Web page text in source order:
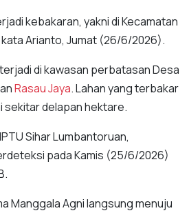
kebakaran, yakni di Kecamatan
kata Arianto, Jumat (26/6/2026).
di kawasan perbatasan Desa
Rasau Jaya. Lahan yang terbakar
sekitar delapan hektare.
Sihar Lumbantoruan,
pada Kamis (25/6/2026)
Manggala Agni langsung menuju